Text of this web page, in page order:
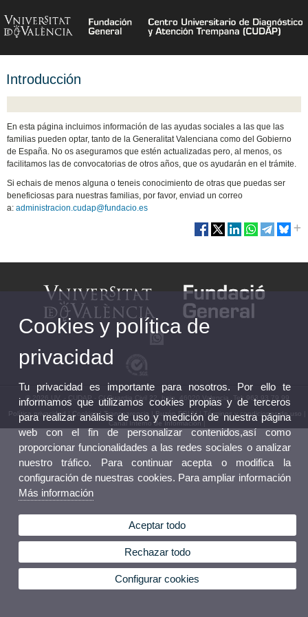
Introducción
En esta página incluimos información de las ayudas sociales a las que las
familias pueden optar, tanto de la Generalitat Valenciana como del Gobierno
de España. No os aseguramos que estén actualizadas pero, al menos, os
facilitamos las de convocatorias de otros años, que os ayudarán en el trámite.
Si echais de menos alguna o teneis conocimiento de otras que puedas ser
beneficiosas para nuestras familias, por favor, enviad un correo
a:administracion.cudap@fundacio.es
© 2026 UV. - CUDAP - C/ Guardia Civil 22, bajo, 46020 Valencia. Tel: 963 93 79 99
Política privacidad|Cookies|Transparencia |Buzón FGUV|Términos y condiciones de uso
Canal Interno de Información|
Cookies y política de
privacidad
Tu privacidad es importante para nosotros. Por ello te
informamos que utilizamos cookies propias y de terceros
para realizar análisis de uso y medición de nuestra página
web con el fin de personalizar contenidos,así como
proporcionar funcionalidades a las redes sociales o analizar
nuestro tráfico. Para continuar acepta o modifica la
configuración de nuestras cookies. Para ampliar información
Más información
Aceptar todo
Rechazar todo
Configurar cookies